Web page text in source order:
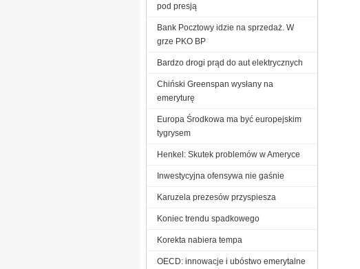
pod presją
Bank Pocztowy idzie na sprzedaż. W
grze PKO BP
Bardzo drogi prąd do aut elektrycznych
Chiński Greenspan wysłany na
emeryturę
Europa Środkowa ma być europejskim
tygrysem
Henkel: Skutek problemów w Ameryce
Inwestycyjna ofensywa nie gaśnie
Karuzela prezesów przyspiesza
Koniec trendu spadkowego
Korekta nabiera tempa
OECD: innowacje i ubóstwo emerytalne